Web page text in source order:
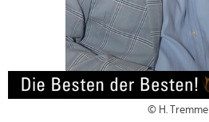
© H. Tremmel